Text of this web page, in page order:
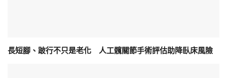
長短腳、跛行不只是老化 人工髖關節手術評估助降臥床風險